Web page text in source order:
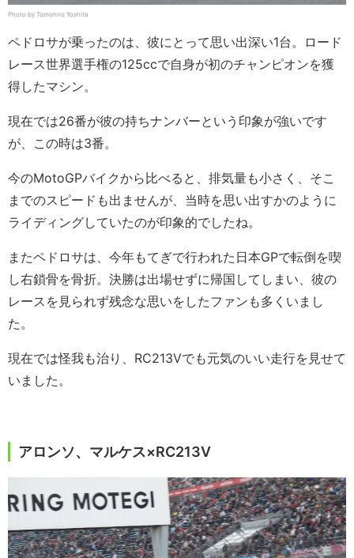
Photo by Tomohiro Yoshita
ペドロサが乗ったのは、彼にとって思い出深い1台。ロード
レース世界選手権の125ccで自身が初のチャンピオンを獲
得したマシン。
現在では26番が彼の持ちナンバーという印象が強いです
が、この時は3番。
今のMotoGPバイクから比べると、排気量も小さく、そこ
までのスピードも出ませんが、当時を思い出すかのように
ライディングしていたのが印象的でしたね。
またペドロサは、今年もてぎで行われた日本GPで転倒を喫
し右鎖骨を骨折。決勝は出場せずに帰国してしまい、彼の
レースを見られず残念な思いをしたファンも多くいまし
た。
現在では怪我も治り、RC213Vでも元気のいい走行を見せて
いました。
アロンソ、マルケス×RC213V